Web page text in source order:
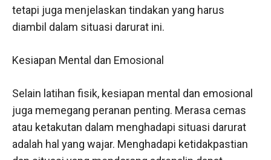
tetapi juga menjelaskan tindakan yang harus
diambil dalam situasi darurat ini.
Kesiapan Mental dan Emosional
Selain latihan fisik, kesiapan mental dan emosional
juga memegang peranan penting. Merasa cemas
atau ketakutan dalam menghadapi situasi darurat
adalah hal yang wajar. Menghadapi ketidakpastian